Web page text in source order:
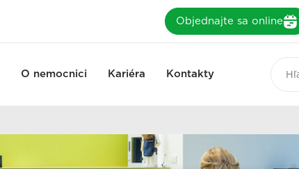
Objednajte sa online
O nemocnici Kariéra Kontakty